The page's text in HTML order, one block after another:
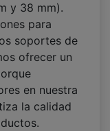
y 38 mm).
para
soportes de
ofrecer un
en nuestra
la calidad